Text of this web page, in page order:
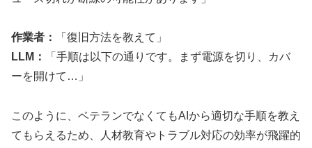
作業者：
「復旧方法を教えて」
LLM：
「手順は以下の通りです。まず電源を切り、カバ
ーを開けて…」
このように、ベテランでなくてもAIから適切な手順を教え
てもらえるため、人材教育やトラブル対応の効率が飛躍的